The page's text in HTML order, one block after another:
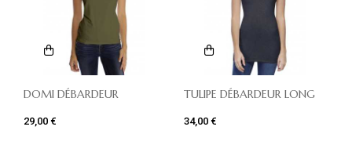
DOMI DÉBARDEUR
29,00 €
TULIPE DÉBARDEUR LONG
34,00 €